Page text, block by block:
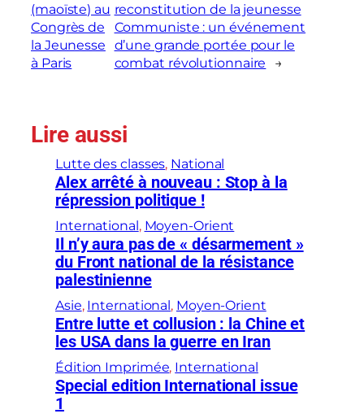
(maoïste) au
Congrès de
la Jeunesse
à Paris
reconstitution de la jeunesse
Communiste : un événement
d’une grande portée pour le
combat révolutionnaire
→
Lire aussi
Lutte des classes, National
Alex arrêté à nouveau : Stop à la
répression politique !
International, Moyen-Orient
Il n’y aura pas de « désarmement »
du Front national de la résistance
palestinienne
Asie, International, Moyen-Orient
Entre lutte et collusion : la Chine et
les USA dans la guerre en Iran
Édition Imprimée, International
Special edition International issue
1